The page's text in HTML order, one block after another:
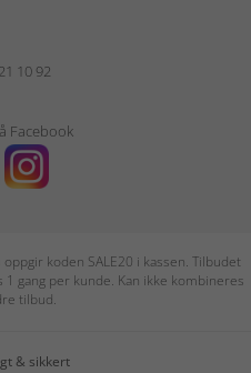
10 92
Facebook
koden SALE20 i kassen. Tilbudet
gang per kunde. Kan ikke kombineres
tilbud.
& sikkert